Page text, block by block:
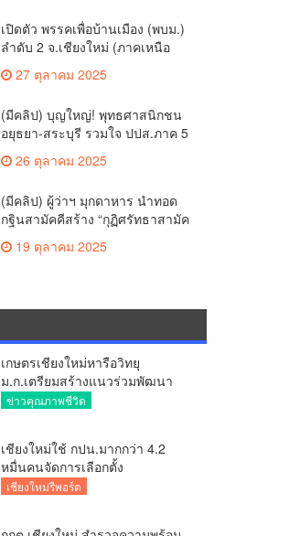
เปิดตัว พรรคเพื่อบ้านเมือง (พบม.)
ลำดับ 2 จ.เชียงใหม่ (ภาคเหนือ
ตอนบน) ชูนโยบาย ปลดหนี้ สร้าง
รายได้ ตั้งกองทุนเกษตรกร สร้าง
ประชาชน นำกฎหมายบังคับใช้
และเผาทำลายยาเสพติดทิ้งทันที
หากจับได้
27 ตุลาคม 2025
(มีคลิป) บุญใหญ่! พุทธศาสนิกชน
อยุธยา-สระบุรี รวมใจ ปปส.ภาค 5
และศรัทธาเชียงใหม่ ทอดกฐิน
สามัคคี วัดร้องอ้อ
26 ตุลาคม 2025
(มีคลิป) ผู้ว่าฯ มุกดาหาร นำทอด
กฐินสามัคคีสร้าง “กุฏิศรัทธาสามัค
คีฯ” วัดทากู่แก้วลำพูน ยอดปัจจัย 5
แสนกว่าบาท
19 ตุลาคม 2025
เกษตรเชียงใหม่หารือวิทยุ
ม.ก.เตรียมสร้างแนวร่วมพัฒนา
คุณภาพชีวิตเกษตรกร สื่อสาร
ข่าวคุณภาพชีวิต
เชียงใหม่ใช้ กปน.มากกว่า 4.2
หมื่นคนจัดการเลือกตั้ง
กกต.เชียงใหม่ ร่วมกับ นายอำเภอ
เชียงใหม่รีพอร์ต